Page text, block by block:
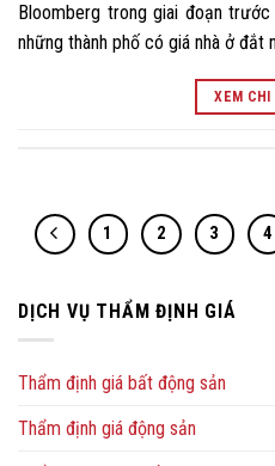
Bloomberg trong giai đoạn
những thành phố có giá nhà ở đắt
XEM CHI
1 2 3 4
DỊCH VỤ THẨM ĐỊNH GIÁ
Thẩm định giá bất động sản
Thẩm định giá động sản